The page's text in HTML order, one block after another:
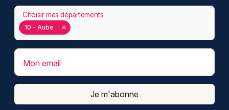
10 - Aube
Choisir mes départements
Mon email
Je m'abonne